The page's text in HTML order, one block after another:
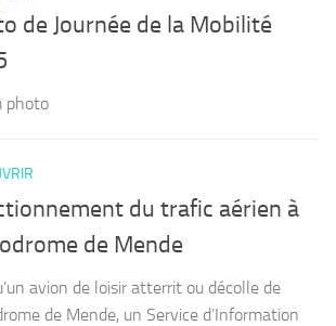
de Journée de la Mobilité
photo
du trafic aérien à
de Mende
avion de loisir atterrit ou décolle de
de Mende, un Service d’Information